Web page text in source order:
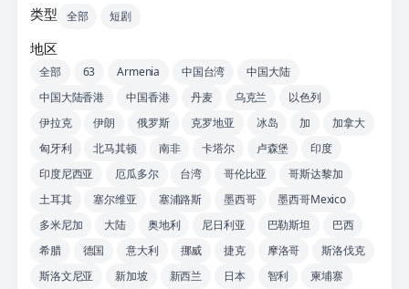
类型 全部 短剧
地区
全部 63 Armenia 中国台湾
中国大陆
中国大陆香港
中国香港 丹麦 乌克兰
以色列
伊拉克
伊朗 俄罗斯 克罗地亚 冰岛 加
加拿大
匈牙利
北马其顿 南非 卡塔尔 卢森堡
印度
印度尼西亚
厄瓜多尔 台湾 哥伦比亚
哥斯达黎加
土耳其
塞尔维亚 塞浦路斯 墨西哥
墨西哥Mexico
多米尼加
大陆 奥地利 尼日利亚 巴勒斯坦
巴西
希腊
德国 意大利 挪威 捷克 摩洛哥
斯洛伐克
斯洛文尼亚
新加坡 新西兰 日本 智利
柬埔寨